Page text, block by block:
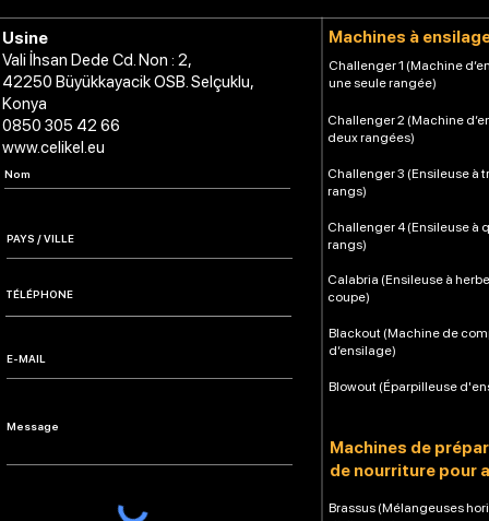
Usine
Vali İhsan Dede Cd. Non : 2,
42250 Büyükkayacik OSB. Selçuklu,
Konya
0850 305 42 66
www.celikel.eu
Machines à
Challenger 1 (Machine
une seule rangée)
Challenger 2 (Machine
deux rangées)
Calabria (Ensileuse à
coupe)
Blackout (Machine de
d’ensilage)
Blowout (Éparpilleuse
Machines de
de nourriture pour
Challenger 4 (Ensileuse à
rangs)
Challenger 3 (Ensileuse à
rangs)
Brassus (Mélangeuses